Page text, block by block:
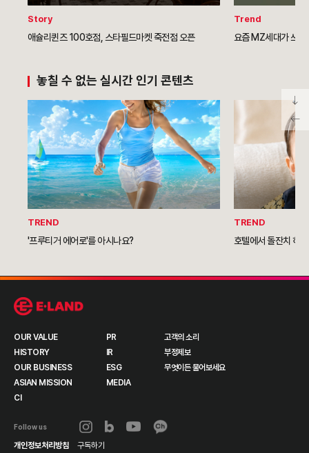
Story
애슐리퀸즈 100호점, 스타필드마켓 죽전점 오픈
Trend
요즘 MZ세대가 쓰는
놓칠 수 없는 실시간 인기 콘텐츠
TREND
'프루티거 에어로'를 아시나요?
TREND
호텔에서 돌잔치 하
OUR VALUE
HISTORY
OUR BUSINESS
ASIAN MISSION
CI
PR
IR
ESG
MEDIA
고객의 소리
부정제보
무엇이든 물어보세요
Follow us
개인정보처리방침 구독하기